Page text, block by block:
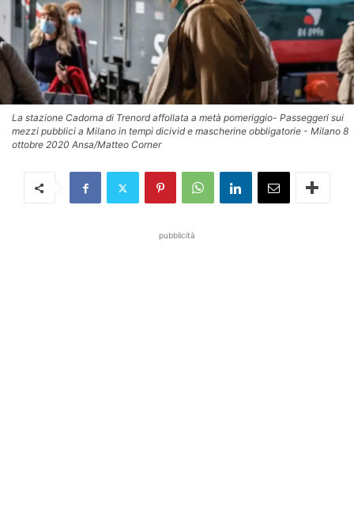
La stazione Cadorna di Trenord affollata a metà pomeriggio- Passeggeri sui
mezzi pubblici a Milano in tempi dicivid e mascherine obbligatorie - Milano 8
ottobre 2020 Ansa/Matteo Corner
pubblicità